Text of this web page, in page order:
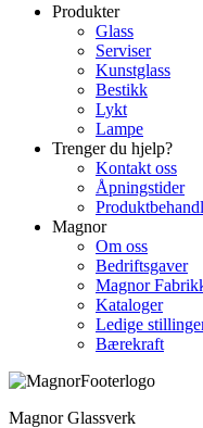
Produkter
Glass
Serviser
Kunstglass
Bestikk
Lykt
Lampe
Trenger du hjelp?
Kontakt oss
Åpningstider
Magnor
Om oss
Bedriftsgaver
Magnor
Kataloger
Ledige
Bærekraft
Magnor Glassverk